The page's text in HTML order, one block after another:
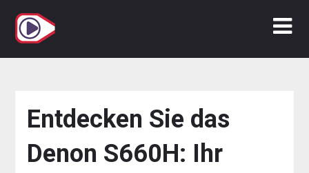
Inhalt
springen
Entdecken Sie das
Denon S660H: Ihr